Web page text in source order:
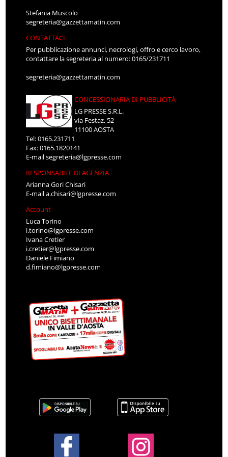
Stefania Muscolo
segreteria@gazzettamatin.com
CONTATTACI
Per pubblicazione annunci, necrologi, offro e cerco lavoro,
contattare la segreteria al numero: 0165/231711
segreteria@gazzettamatin.com
CONCESSIONARIA DI PUBBLICITÀ
LG PRESSE S.R.L.
via Festaz, 52
11100 AOSTA
Tel: 0165.231711
Fax: 0165.1820141
E-mailsegreteria@lgpresse.com
RESPONSABILE DI AGENZIA
Arianna Gori Chisari
E-maila.chisari@lgpresse.com
Account
Luca Torino
l.torino@lgpresse.com
Ivana Cretier
i.cretier@lgpresse.com
Daniele Fimiano
d.fimiano@lgpresse.com